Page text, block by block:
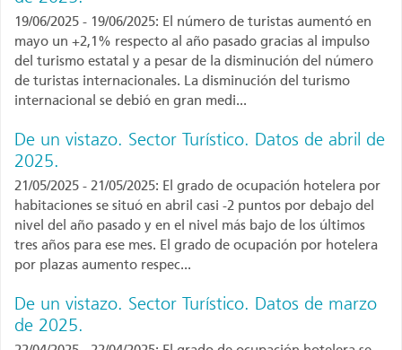
19/06/2025 - 19/06/2025: El número de turistas aumentó en
mayo un +2,1% respecto al año pasado gracias al impulso
del turismo estatal y a pesar de la disminución del número
de turistas internacionales. La disminución del turismo
internacional se debió en gran medi...
De un vistazo. Sector Turístico. Datos de abril de
2025.
21/05/2025 - 21/05/2025: El grado de ocupación hotelera por
habitaciones se situó en abril casi -2 puntos por debajo del
nivel del año pasado y en el nivel más bajo de los últimos
tres años para ese mes. El grado de ocupación por hotelera
por plazas aumento respec...
De un vistazo. Sector Turístico. Datos de marzo
de 2025.